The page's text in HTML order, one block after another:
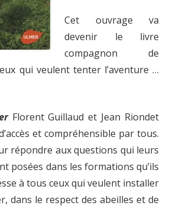
Cet ouvrage va
devenir le livre
compagnon de
qui veulent tenter l’aventure …
Florent Guillaud et Jean Riondet
et compréhensible par tous.
répondre aux questions qui leurs
posées dans les formations qu’ils
à tous ceux qui veulent installer
dans le respect des abeilles et de